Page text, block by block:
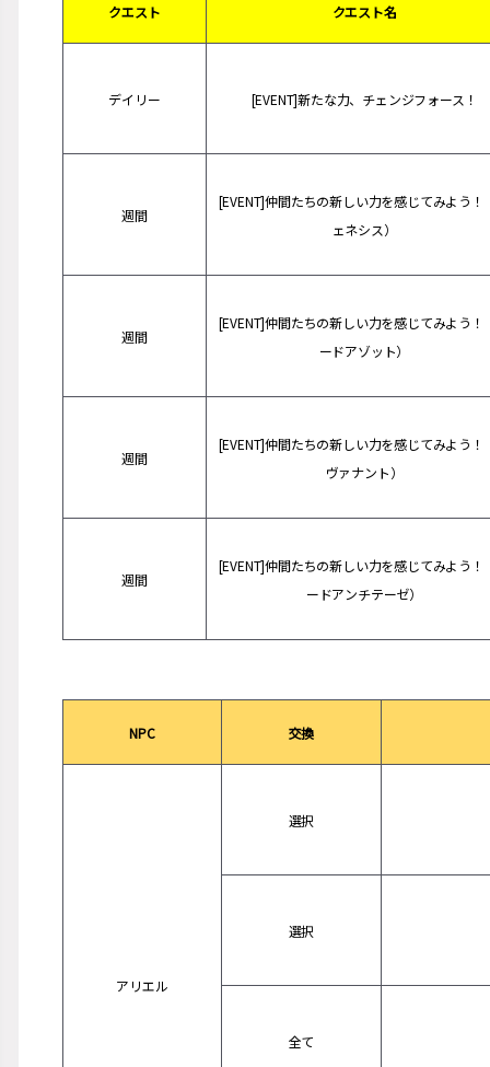
クエスト クエスト名
デイリー [EVENT]新たな力、チェンジフォース！
週間
[EVENT]仲間たちの新しい力を感じてみよう！
ェネシス）
週間
[EVENT]仲間たちの新しい力を感じてみよう！
ードアゾット）
週間
[EVENT]仲間たちの新しい力を感じてみよう！
ヴァナント）
週間
[EVENT]仲間たちの新しい力を感じてみよう！
ードアンチテーゼ）
NPC 交換
アリエル
選択
選択
全て